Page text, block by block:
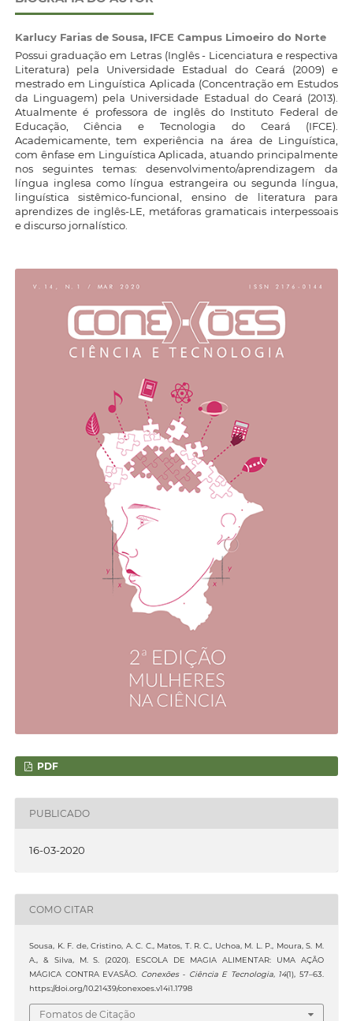
Karlucy Farias de Sousa, IFCE Campus Limoeiro do Norte
Possui graduação em Letras (Inglês - Licenciatura e respectiva
Literatura) pela Universidade Estadual do Ceará (2009) e
mestrado em Linguística Aplicada (Concentração em Estudos
da Linguagem) pela Universidade Estadual do Ceará (2013).
Atualmente é professora de inglês do Instituto Federal de
Educação, Ciência e Tecnologia do Ceará (IFCE).
Academicamente, tem experiência na área de Linguística,
com ênfase em Linguística Aplicada, atuando principalmente
nos seguintes temas: desenvolvimento/aprendizagem da
língua inglesa como língua estrangeira ou segunda língua,
linguística sistêmico-funcional, ensino de literatura para
aprendizes de inglês-LE, metáforas gramaticais interpessoais
e discurso jornalístico.
PDF
PUBLICADO
16-03-2020
COMO CITAR
Sousa, K. F. de, Cristino, A. C. C., Matos, T. R. C., Uchoa, M. L. P., Moura, S. M.
A., & Silva, M. S. (2020). ESCOLA DE MAGIA ALIMENTAR: UMA AÇÃO
MÁGICA CONTRA EVASÃO. Conexões - Ciência E Tecnologia, 14(1), 57–63.
https://doi.org/10.21439/conexoes.v14i1.1798
Fomatos de Citação